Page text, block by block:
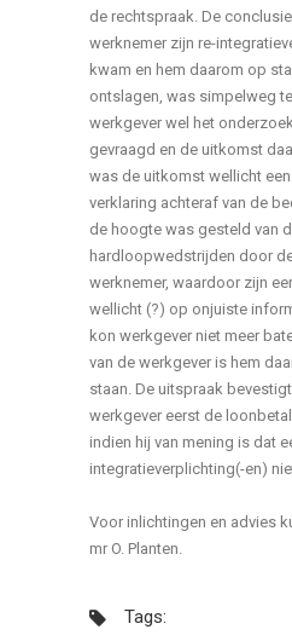
de rechtspraak. De
werknemer zijn re-
kwam en hem daarom op
ontslagen, was simpelweg
werkgever wel het
gevraagd en de uitkomst
was de uitkomst wellicht
verklaring achteraf van de
de hoogte was gesteld van
hardloopwedstrijden door
werknemer, waardoor zijn
wellicht (?) op onjuiste
kon werkgever niet meer
van de werkgever is hem
staan. De uitspraak
werkgever eerst de
indien hij van mening is dat
integratieverplichting(-en)
Voor inlichtingen en advies
mr O. Planten.
Tags: